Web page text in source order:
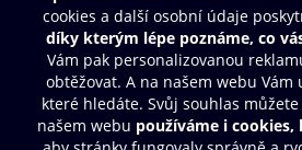
Moje O2 Knihovna
Další zábava